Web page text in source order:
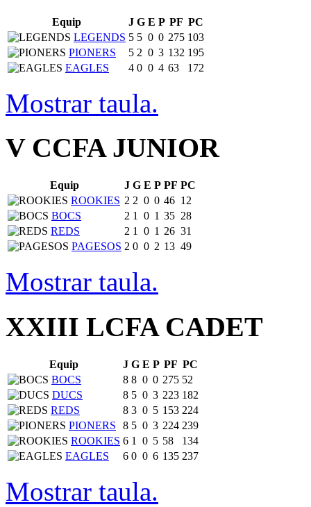
Equip J G E P PF PC
LEGENDS 5 5 0 0 275 103
PIONERS
5 2 0 3 132 195
EAGLES
4 0 0 4 63 172
Mostrar taula.
V CCFA JUNIOR
Equip J G E P PF PC
ROOKIES 2 2 0 0 46 12
BOCS
2 1 0 1 35 28
REDS
2 1 0 1 26 31
PAGESOS 2 0 0 2 13 49
Mostrar taula.
XXIII LCFA CADET
Equip J G E P PF PC
BOCS
8 8 0 0 275 52
DUCS
8 5 0 3 223 182
REDS
8 3 0 5 153 224
PIONERS
8 5 0 3 224 239
ROOKIES 6 1 0 5 58
134
EAGLES
6 0 0 6 135 237
Mostrar taula.